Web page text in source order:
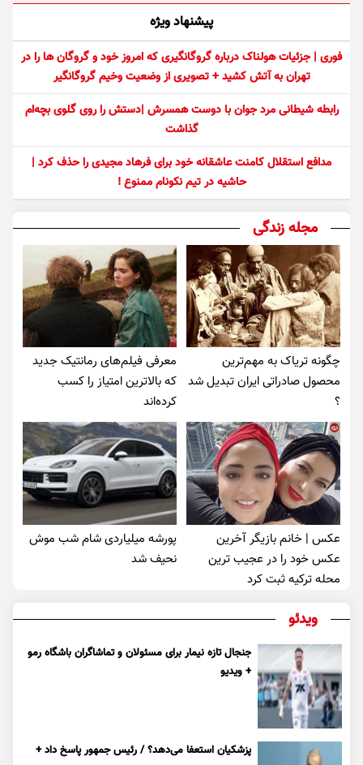
پیشنهاد ویژه
فوری | جزئیات هولناک درباره گروگانگیری که امروز خود و گروگان ها را در
تهران به آتش کشید + تصویری از وضعیت وخیم گروگانگیر
رابطه شیطانی مرد جوان با دوست همسرش |دستش را روی گلوی بچه‌ام
گذاشت
مدافع استقلال کامنت عاشقانه خود برای فرهاد مجیدی را حذف کرد |
حاشیه در تیم نکونام ممنوع !
مجله زندگی
چگونه تریاک به مهم‌ترین
محصول صادراتی ایران تبدیل شد
؟
معرفی فیلم‌های رمانتیک جدید
که بالاترین امتیاز را کسب
کرده‌اند
عکس | خانم بازیگر آخرین
عکس خود را در عجیب ترین
محله ترکیه ثبت کرد
پورشه میلیاردی شام شب موش‌
نحیف شد
ویدئو
جنجال تازه نیمار برای مسئولان و تماشاگران باشگاه رمو
+ ویدیو
پزشکیان استعفا می‌دهد؟ / رئیس جمهور پاسخ داد +